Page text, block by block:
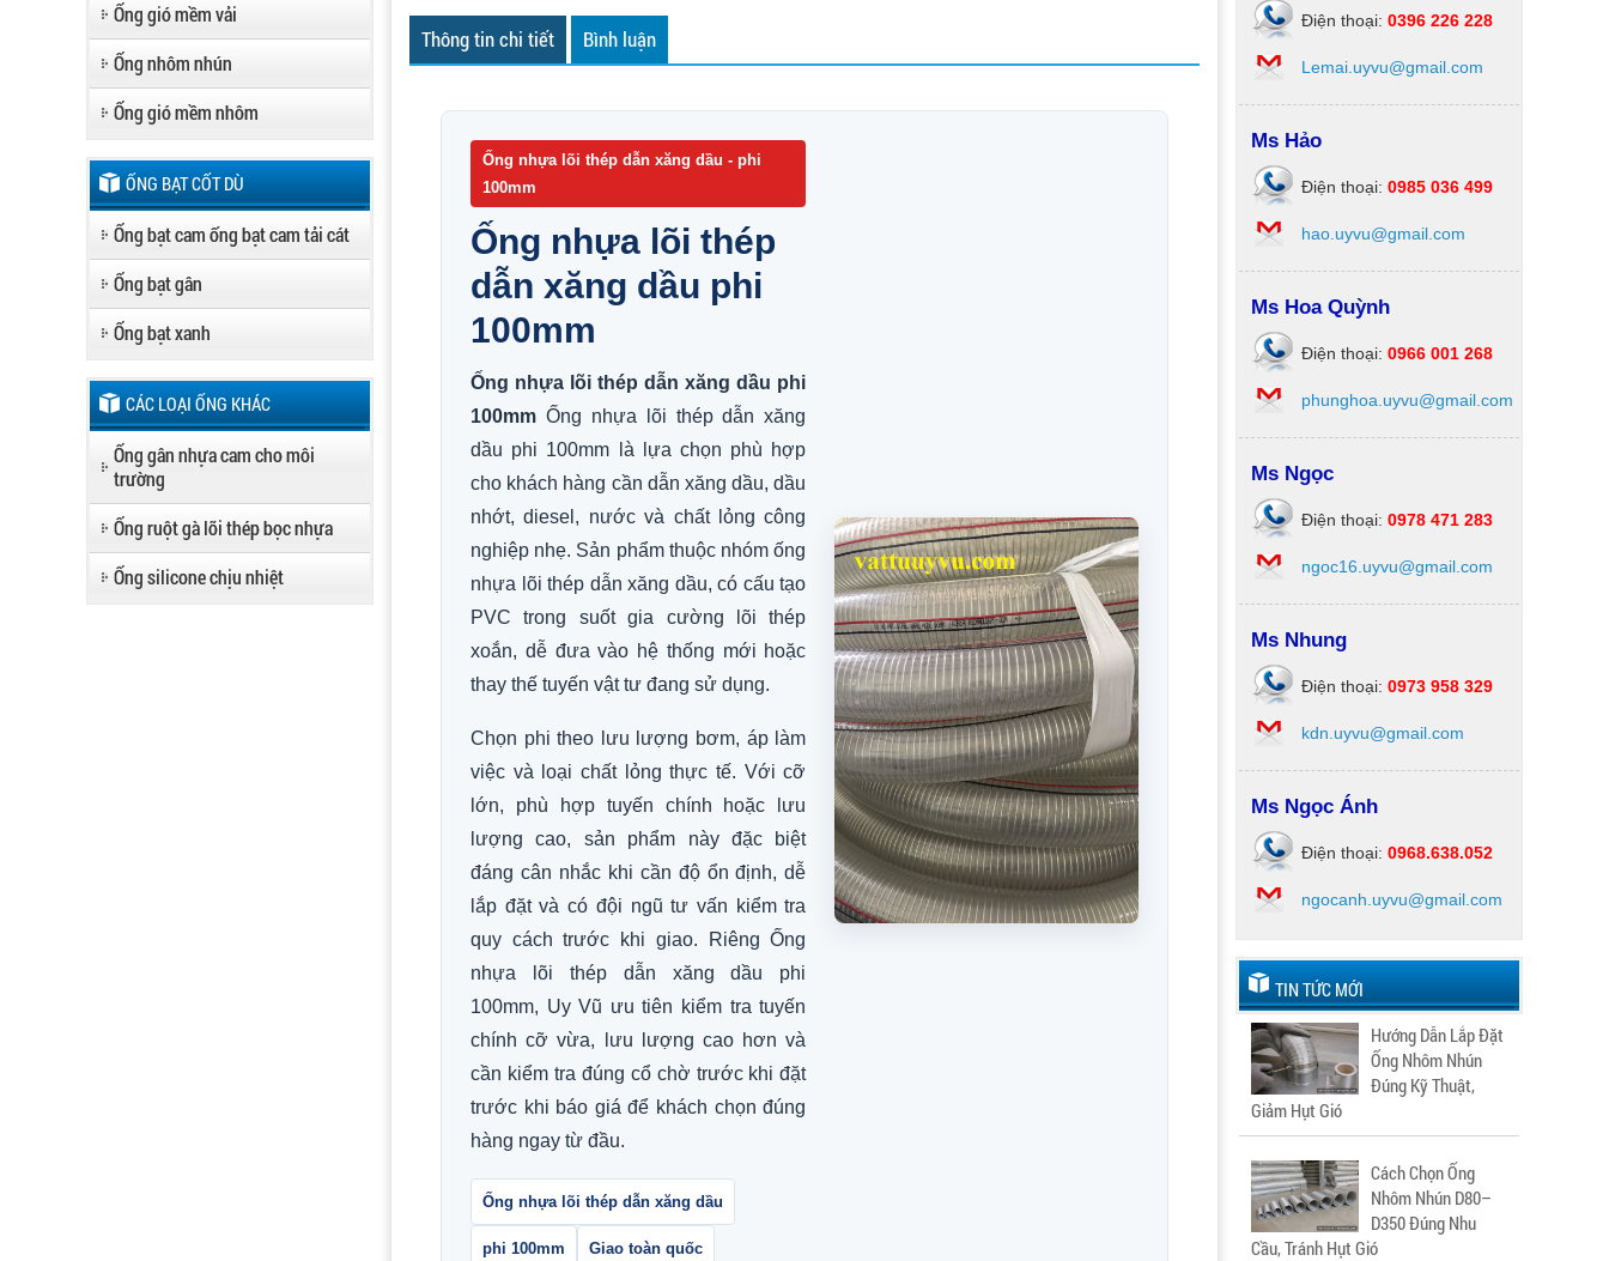
Ống gió mềm vải
Ống nhôm nhún
Ống gió mềm nhôm
ỐNG BẠT CỐT DÙ
Ống bạt cam ống bạt cam tải cát
Ống bạt gân
Ống bạt xanh
CÁC LOẠI ỐNG KHÁC
Ống gân nhựa cam cho môi
trường
Ống ruột gà lõi thép bọc nhựa
Ống silicone chịu nhiệt
Thông tin chi tiết Bình luận
Ống nhựa lõi thép dẫn xăng dầu - phi
100mm
Ống nhựa lõi thép
dẫn xăng dầu phi
100mm
Ống nhựa lõi thép dẫn xăng dầu phi
100mm Ống nhựa lõi thép dẫn xăng
dầu phi 100mm là lựa chọn phù hợp
cho khách hàng cần dẫn xăng dầu, dầu
nhớt, diesel, nước và chất lỏng công
nghiệp nhẹ. Sản phẩm thuộc nhóm ống
nhựa lõi thép dẫn xăng dầu, có cấu tạo
PVC trong suốt gia cường lõi thép
xoắn, dễ đưa vào hệ thống mới hoặc
thay thế tuyến vật tư đang sử dụng.
Chọn phi theo lưu lượng bơm, áp làm
việc và loại chất lỏng thực tế. Với cỡ
lớn, phù hợp tuyến chính hoặc lưu
lượng cao, sản phẩm này đặc biệt
đáng cân nhắc khi cần độ ổn định, dễ
lắp đặt và có đội ngũ tư vấn kiểm tra
quy cách trước khi giao. Riêng Ống
nhựa lõi thép dẫn xăng dầu phi
100mm, Uy Vũ ưu tiên kiểm tra tuyến
chính cỡ vừa, lưu lượng cao hơn và
cần kiểm tra đúng cổ chờ trước khi đặt
trước khi báo giá để khách chọn đúng
hàng ngay từ đầu.
Ống nhựa lõi thép dẫn xăng dầu
phi 100mm Giao toàn quốc
Điện thoại: 0396 226 228
Lemai.uyvu@gmail.com
Ms Hảo
Điện thoại: 0985 036 499
hao.uyvu@gmail.com
Ms Hoa Quỳnh
Điện thoại: 0966 001 268
phunghoa.uyvu@gmail.com
Ms Ngọc
Điện thoại: 0978 471 283
ngoc16.uyvu@gmail.com
Ms Nhung
Điện thoại: 0973 958 329
kdn.uyvu@gmail.com
Ms Ngọc Ánh
Điện thoại: 0968.638.052
ngocanh.uyvu@gmail.com
TIN TỨC MỚI
Hướng Dẫn Lắp Đặt
Ống Nhôm Nhún
Đúng Kỹ Thuật,
Giảm Hụt Gió
Cách Chọn Ống
Nhôm Nhún D80–
D350 Đúng Nhu
Cầu, Tránh Hụt Gió